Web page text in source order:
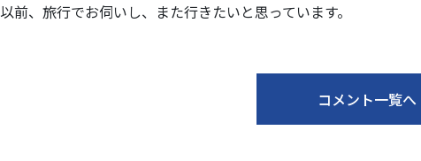
以前、旅行でお伺いし、また行きたいと思っています。
コメント一覧へ